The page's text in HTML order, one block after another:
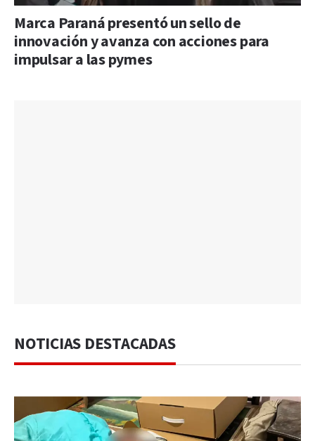
Marca Paraná presentó un sello de
innovación y avanza con acciones para
impulsar a las pymes
NOTICIAS DESTACADAS